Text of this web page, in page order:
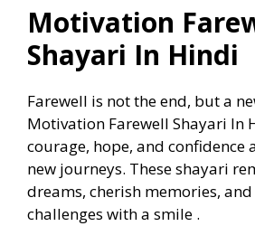
Motivation
Shayari In Hindi
Farewell is not the end, but a
Motivation Farewell Shayari In
courage, hope, and confidence
new journeys. These shayari
dreams, cherish memories,
challenges with a smile .